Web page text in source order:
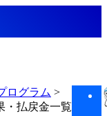
ログラム
・払戻金一覧